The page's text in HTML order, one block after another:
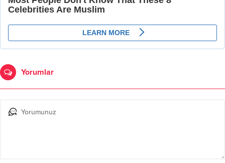
Yorumlar